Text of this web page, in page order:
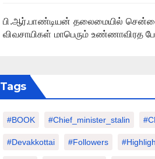
பி.ஆர்.பாண்டியன் தலைமையில்
விவசாயிகள் மாபெரும் உண்ணாவிரத
Tags
#BOOK #chief_minister_stalin
#devakkottai #followers